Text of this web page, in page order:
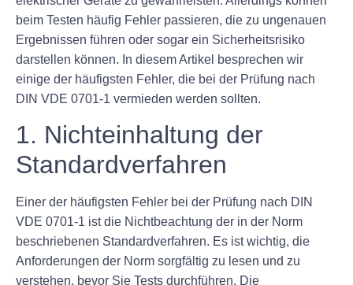
beim Testen häufig Fehler passieren, die zu ungenauen
Ergebnissen führen oder sogar ein Sicherheitsrisiko
darstellen können. In diesem Artikel besprechen wir
einige der häufigsten Fehler, die bei der Prüfung nach
DIN VDE 0701-1 vermieden werden sollten.
1. Nichteinhaltung der
Standardverfahren
Einer der häufigsten Fehler bei der Prüfung nach DIN
VDE 0701-1 ist die Nichtbeachtung der in der Norm
beschriebenen Standardverfahren. Es ist wichtig, die
Anforderungen der Norm sorgfältig zu lesen und zu
verstehen, bevor Sie Tests durchführen. Die